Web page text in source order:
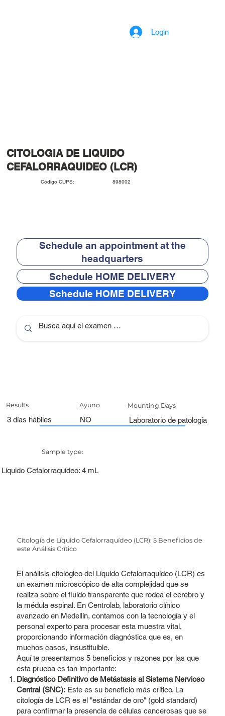
Login
CITOLOGIA DE LIQUIDO
CEFALORRAQUIDEO (LCR)
Código CUPS: 898002
Schedule an appointment at the
headquarters
Schedule HOME DELIVERY
Schedule HOME DELIVERY
Results
3 días hábiles
Mounting Days
Laboratorio de patología
Ayuno
NO
Sample type:
Líquido Cefalorraquídeo: 4 mL
Citología de Líquido Cefalorraquídeo (LCR): 5 Beneficios de
este Análisis Crítico
El análisis citológico del Líquido Cefalorraquídeo (LCR) es
un examen microscópico de alta complejidad que se
realiza sobre el fluido transparente que rodea el cerebro y
la médula espinal. En Centrolab, laboratorio clínico
avanzado en Medellín, contamos con la tecnología y el
personal experto para procesar esta muestra vital,
proporcionando información diagnóstica que es, en
muchos casos, insustituible.
Aquí te presentamos 5 beneficios y razones por las que
esta prueba es tan importante:
Diagnóstico Definitivo de Metástasis al Sistema Nervioso
Central (SNC):Este es su beneficio más crítico. La
citología de LCR es el "estándar de oro" (gold standard)
para confirmar la presencia de células cancerosas que se